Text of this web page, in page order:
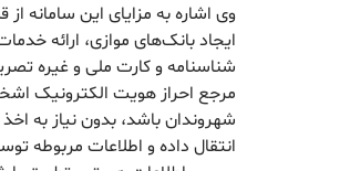
وی اشاره به مزایای این سامانه
ایجاد بانک‌های موازی، ارائه
شناسنامه و کارت ملی و غیره
مرجع احراز هویت الکترونیک
شهروندان باشد، بدون نیاز به اخذ